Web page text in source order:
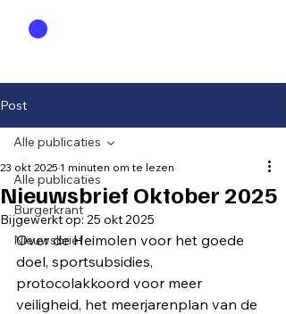
Post
Alle publicaties
Burgerkrant
Nieuwsbrief
Alle publicaties
Nieuwsbrief Oktober 2025
23 okt 2025 1 minuten om te lezen
Bijgewerkt op: 25 okt 2025
Over de Heimolen voor het goede
doel, sportsubsidies,
protocolakkoord voor meer
veiligheid, het meerjarenplan van de